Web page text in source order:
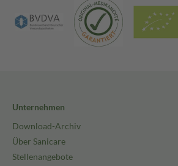
Unternehmen
Download-Archiv
Über Sanicare
Stellenangebote